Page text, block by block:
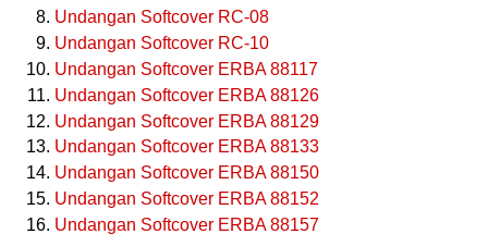
Undangan Softcover RC-08
Undangan Softcover RC-10
Undangan Softcover ERBA 88117
Undangan Softcover ERBA 88126
Undangan Softcover ERBA 88129
Undangan Softcover ERBA 88133
Undangan Softcover ERBA 88150
Undangan Softcover ERBA 88152
Undangan Softcover ERBA 88157